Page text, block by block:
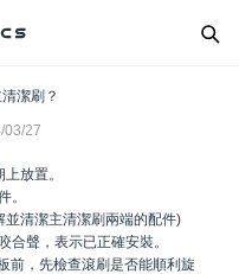
潔刷？
03/27
放置。
。
清潔主清潔刷兩端的配件)
合聲，表示已正確安裝。
前，先檢查滾刷是否能順利旋